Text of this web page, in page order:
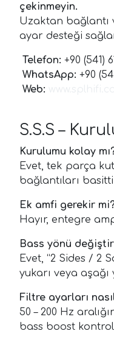
çekinmeyin.
Uzaktan bağlantı
ayar desteği
Telefon: +90 (541)
WhatsApp: +90
Web:
S.S.S –
Kurulumu kolay
Evet, tek parça
bağlantıları
Ek amfi gerekir
Hayır, entegre
Bass yönü
Evet, “2 Sides / 2
yukarı veya aşağı
Filtre ayarları
50 – 200 Hz
bass boost